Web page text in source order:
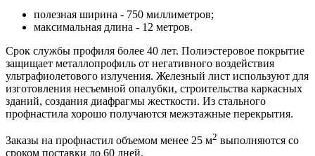
полезная ширина - 750 миллиметров;
максимальная длина - 12 метров.
Срок службы профиля более 40 лет. Полиэстеровое покрытие
защищает металлопрофиль от негативного воздействия
ультрафиолетового излучения. Железный лист используют для
изготовления несъемной опалубки, строительства каркасных
зданий, создания диафрагмы жесткости. Из стального
профнастила хорошо получаются межэтажные перекрытия.
Заказы на профнастил объемом менее 25 м2 выполняются со
сроком поставки до 60 дней.